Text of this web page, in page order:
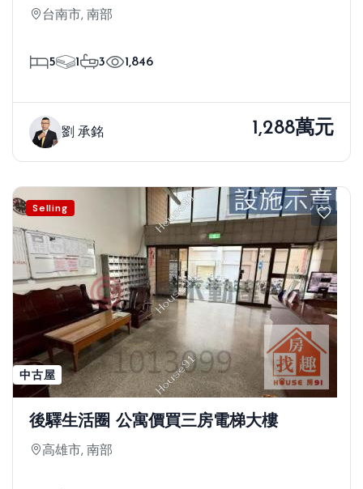
透天稀有釋出
台南市, 南部
5 1 3 1,846
劉 承銘 1,288萬元
Selling
中古屋
後驛生活圈 公寓價買三房電梯大樓
高雄市, 南部